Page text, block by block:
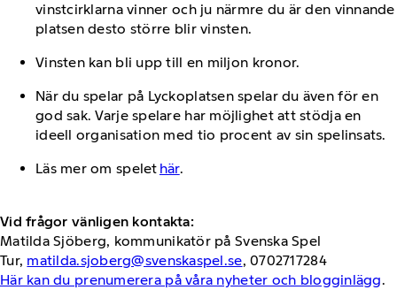
vinstcirklarna vinner och ju närmre du är den vinnande
platsen desto större blir vinsten.
Vinsten kan bli upp till en miljon kronor.
När du spelar på Lyckoplatsen spelar du även för en
god sak. Varje spelare har möjlighet att stödja en
ideell organisation med tio procent av sin spelinsats.
Läs mer om spelet här.
Vid frågor vänligen kontakta:
Matilda Sjöberg, kommunikatör på Svenska Spel
Tur, matilda.sjoberg@svenskaspel.se, 0702717284
Här kan du prenumerera på våra nyheter och blogginlägg.